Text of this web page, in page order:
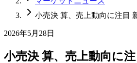
小売決 算、売上動向に注目
2026年5月28日
小売決 算、売上動向に